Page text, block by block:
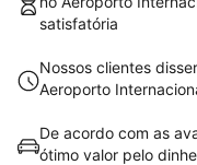
satisfatória
Nossos clientes
Aeroporto
De acordo com as
ótimo valor pelo